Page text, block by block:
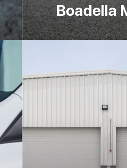
Boadella